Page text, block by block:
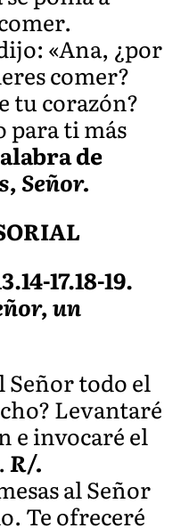
«Ana, ¿por
comer?
tu corazón?
para ti más
de
Señor.
17.18-19.
un
Señor todo el
Levantaré
e invocaré el
R/.
al Señor
Te ofreceré